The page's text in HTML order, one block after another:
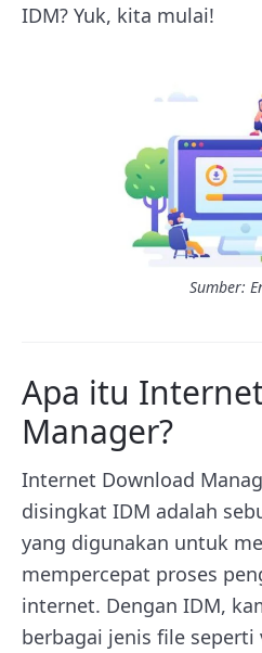
IDM? Yuk, kita mulai!
Sumber:
Apa itu
Manager?
Internet Download
disingkat IDM adalah
yang digunakan untuk
mempercepat proses
internet. Dengan IDM,
berbagai jenis file seperti